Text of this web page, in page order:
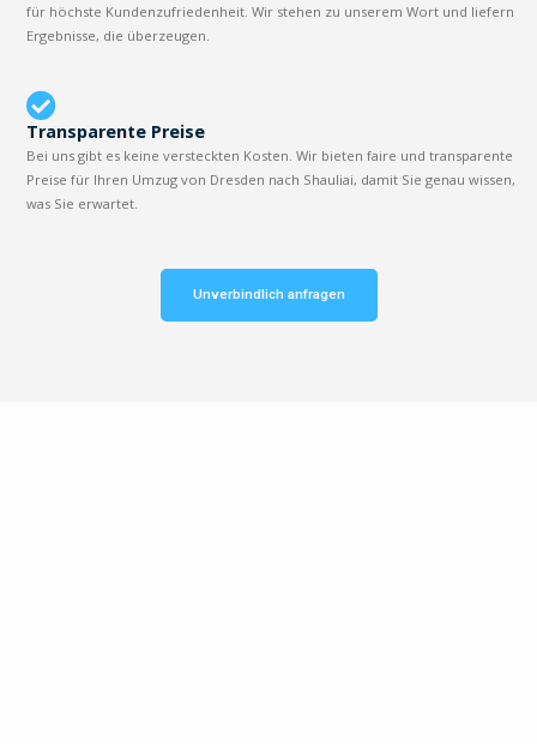
für höchste Kundenzufriedenheit. Wir stehen zu unserem Wort und liefern
Ergebnisse, die überzeugen.
Transparente Preise
Bei uns gibt es keine versteckten Kosten. Wir bieten faire und transparente
Preise für Ihren Umzug von Dresden nach Shauliai, damit Sie genau wissen,
was Sie erwartet.
Unverbindlich anfragen